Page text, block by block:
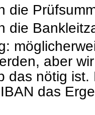
die
die
aber
das nötig
das